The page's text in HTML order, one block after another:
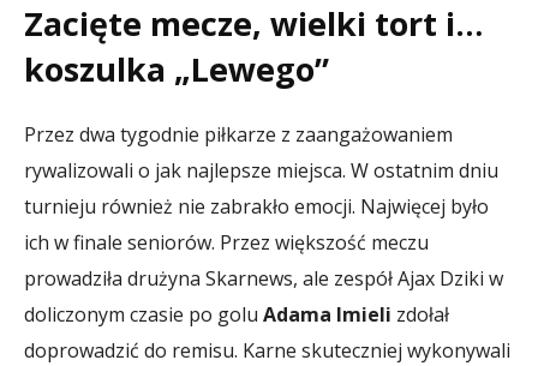
Zacięte mecze, wielki tort i…
koszulka „Lewego”
Przez dwa tygodnie piłkarze z zaangażowaniem
rywalizowali o jak najlepsze miejsca. W ostatnim dniu
turnieju również nie zabrakło emocji. Najwięcej było
ich w finale seniorów. Przez większość meczu
prowadziła drużyna Skarnews, ale zespół Ajax Dziki w
doliczonym czasie po golu Adama Imieli zdołał
doprowadzić do remisu. Karne skuteczniej wykonywali